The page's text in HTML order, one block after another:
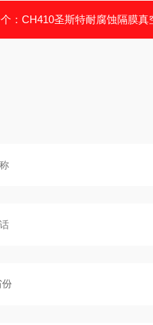
： CH410圣斯特耐腐蚀隔膜真